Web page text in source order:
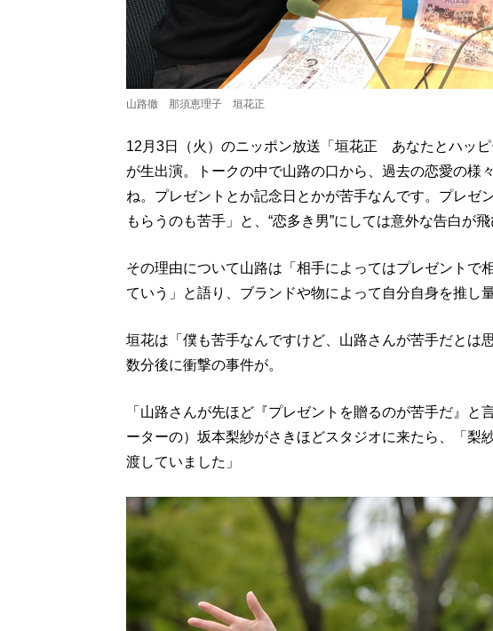
山路徹 那須恵理子 垣花正
12月3日（火）のニッポン放送「垣花正 あなたとハッ
が生出演。トークの中で山路の口から、過去の恋愛の様
ね。プレゼントとか記念日とかが苦手なんです。プレゼ
もらうのも苦手」と、“恋多き男”にしては意外な告白が飛
その理由について山路は「相手によってはプレゼントで
ていう」と語り、ブランドや物によって自分自身を推し
垣花は「僕も苦手なんですけど、山路さんが苦手だとは
数分後に衝撃の事件が。
「山路さんが先ほど『プレゼントを贈るのが苦手だ』と
ーターの）坂本梨紗がさきほどスタジオに来たら、「梨
渡していました」